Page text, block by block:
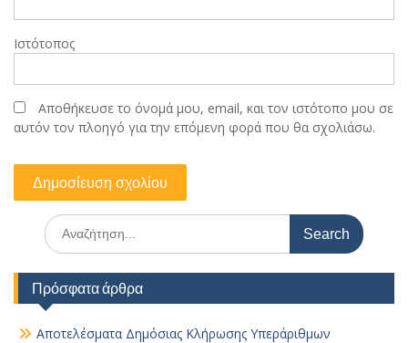
Ιστότοπος
Αποθήκευσε το όνομά μου, email, και τον ιστότοπο μου σε
αυτόν τον πλοηγό για την επόμενη φορά που θα σχολιάσω.
Search
for:
Πρόσφατα άρθρα
Αποτελέσματα Δημόσιας Κλήρωσης Υπεράριθμων